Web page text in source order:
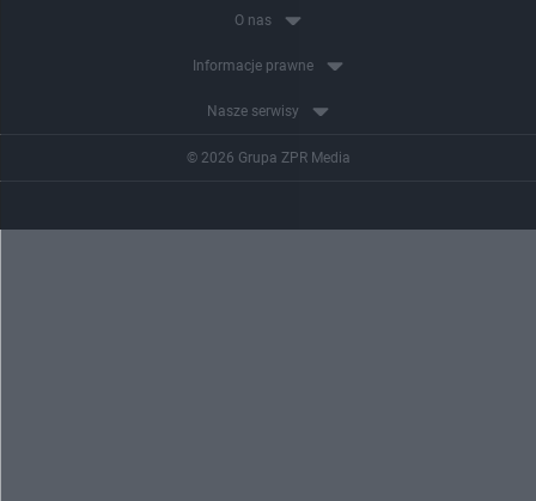
O nas
Informacje prawne
Nasze serwisy
© 2026 Grupa ZPR Media